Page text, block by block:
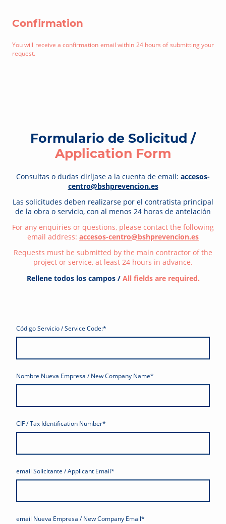
Confirmation
You will receive a confirmation email within 24 hours of submitting your
request.
Formulario de Solicitud /
Application Form
Consultas o dudas diríjase a la cuenta de email: accesos-
centro@bshprevencion.es
Las solicitudes deben realizarse por el contratista principal
de la obra o servicio, con al menos 24 horas de antelación
For any enquiries or questions, please contact the following
email address: accesos-centro@bshprevencion.es
Requests must be submitted by the main contractor of the
project or service, at least 24 hours in advance.
Rellene todos los campos /All fields are required.
Código Servicio / Service Code:*
Nombre Nueva Empresa / New Company Name*
CIF / Tax Identification Number*
email Solicitante / Applicant Email*
email Nueva Empresa / New Company Email*